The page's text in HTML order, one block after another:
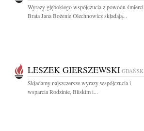
Wyrazy głębokiego współczucia z powodu śmierci
Brata Jana Bożenie Olechnowicz składają...
LESZEK GIERSZEWSKI GDAŃSK
Składamy najszczersze wyrazy współczucia i
wsparcia Rodzinie, Bliskim i...